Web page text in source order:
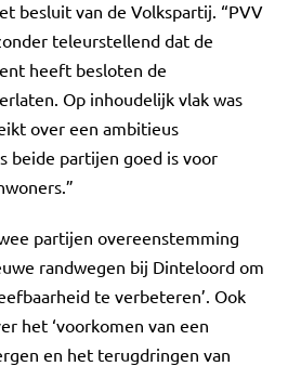
besluit van de Volkspartij. “PVV
teleurstellend dat de
heeft besloten de
Op inhoudelijk vlak was
over een ambitieus
beide partijen goed is voor
partijen overeenstemming
randwegen bij Dinteloord om
te verbeteren’. Ook
het ‘voorkomen van een
en het terugdringen van